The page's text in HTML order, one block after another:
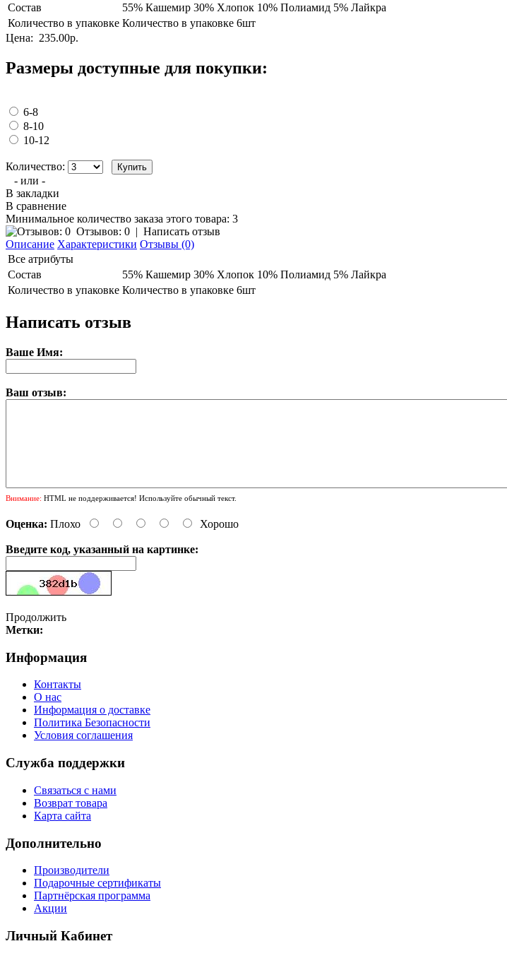
Состав
55% Кашемир 30% Хлопок 10% Полиамид 5% Лайкра
Количество в упаковке Количество в упаковке 6шт
Цена: 235.00р.
Размеры доступные для покупки:
6-8
8-10
10-12
Количество:
- или -
В закладки
В сравнение
Минимальное количество заказа этого товара: 3
Отзывов: 0 | Написать отзыв
Описание Характеристики Отзывы (0)
Все атрибуты
Состав
55% Кашемир 30% Хлопок 10% Полиамид 5% Лайкра
Количество в упаковке Количество в упаковке 6шт
Написать отзыв
Ваше Имя:
Ваш отзыв:
Внимание: HTML не поддерживается! Используйте обычный текст.
Оценка: Плохо Хорошо
Введите код, указанный на картинке:
Продолжить
Метки:
Информация
Контакты
О нас
Информация о доставке
Политика Безопасности
Условия соглашения
Служба поддержки
Связаться с нами
Возврат товара
Карта сайта
Дополнительно
Производители
Подарочные сертификаты
Партнёрская программа
Акции
Личный Кабинет